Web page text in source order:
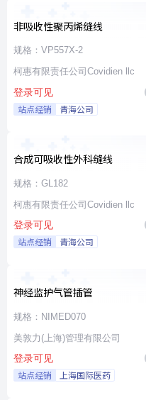
非吸收性聚丙烯缝线
规格：VP557X-2
柯惠有限责任公司Covidien llc
登录可见
站点经销 青海公司
合成可吸收性外科缝线
规格：GL182
柯惠有限责任公司Covidien llc
登录可见
站点经销 青海公司
神经监护气管插管
规格：NIMED070
美敦力(上海)管理有限公司
登录可见
站点经销 上海国际医药